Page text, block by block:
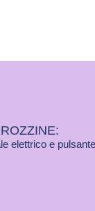
elettrico e